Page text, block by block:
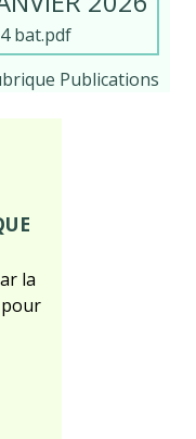
bat.pdf
Publications
la
pour